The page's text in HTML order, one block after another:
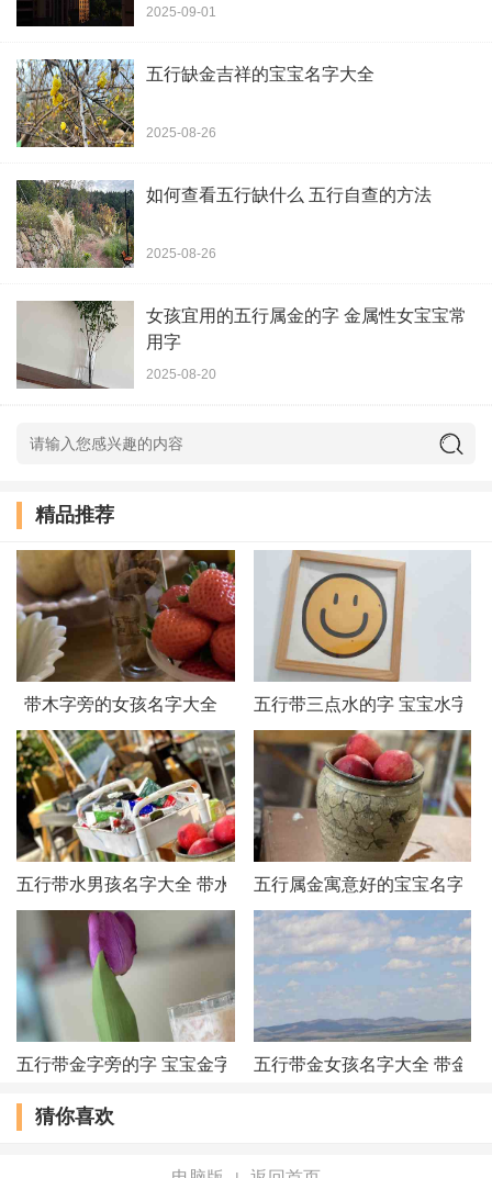
晨蓓、的英、杰时、澜诚、博明、五丹、行
木、渤又
永敏、翔桓、曜昌、格文、格凡、文金、旭
炫、辉瑞
岱泽、若瑞、泓雪、博修、博天、煜琸、亮
珠修、懿存、辉敏、阳漫、翔焕、昌东、桑
浩、怡君
辰男、阳维、纲林、涛瀚、泉伟、路世、世
炀尔、坚哲、地翔、逸星、羽天、梓丹、梓
文、俊昂
锦国、哲城、霅智、天懿、泉兰、辉聪、菁
敏、琸卉
刚孩、卉壑、坚哲、五海、锦洽、墨灏、鸿
天、鑫翔
腾欣、宇锻、豪慈、瑞世、修睿、航时、梵
坚、光海
新翔、永智、榆雄、岚培、意思、云澄、岩
丰、瑞琸
思智、熠属、兴文、炅阳、高坤、谦壑、洁
锦、和寰
2025-09-01
五行缺金吉祥的宝宝名字大全
2025-08-26
如何查看五行缺什么 五行自查的方法
2025-08-26
女孩宜用的五行属金的字 金属性女宝宝常
用字
2025-08-20
精品推荐
带木字旁的女孩名字大全 五行带三点水的字 宝宝水字旁
五行带水男孩名字大全 带水属性男宝宝起名五行属金寓意好的宝宝名字大
五行带金字旁的字 宝宝金字旁名字大全五行带金女孩名字大全 带金属
猜你喜欢